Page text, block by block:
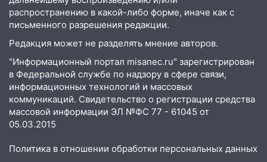
распространению в какой-либо форме, иначе как с
письменного разрешения редакции.
Редакция может не разделять мнение авторов.
"Информационный портал misanec.ru" зарегистрирован
в Федеральной службе по надзору в сфере связи,
информационных технологий и массовых
коммуникаций. Свидетельство о регистрации средства
массовой информации ЭЛ №ФС 77 - 61045 от
05.03.2015
Политика в отношении обработки персональных данных